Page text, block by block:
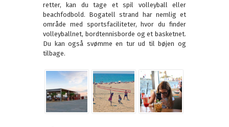
retter, kan du tage et spil volleyball eller
beachfodbold. Bogatell strand har nemlig et
område med sportsfaciliteter, hvor du finder
volleyballnet, bordtennisborde og et basketnet.
Du kan også svømme en tur ud til bøjen og
tilbage.